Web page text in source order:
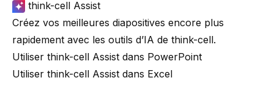
think-cell Assist
Créez vos meilleures diapositives encore plus
rapidement avec les outils d’IA de think-cell.
Utiliser think-cell Assist dans PowerPoint
Utiliser think-cell Assist dans Excel